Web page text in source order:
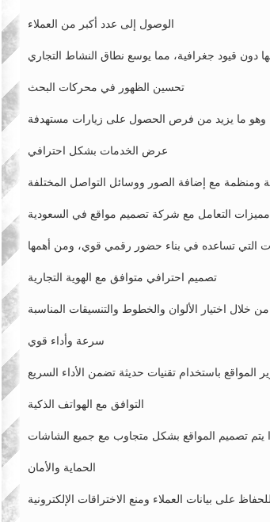
الوصول إلى عدد أكبر من العملاء
تحسين الظهور في محركات البحث
عرض الخدمات بشكل احترافي
مميزات التعامل مع شركة تصميم مواقع في السعودية
تصميم احترافي متوافق مع الهوية التجارية
سرعة وأداء قوي
التوافق مع الهواتف الذكية
الحماية والأمان